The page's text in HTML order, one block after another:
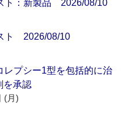
ト：新製品 2026/08/10
ト 2026/08/10
レプシー1型を包括的に治
を承認
(月)